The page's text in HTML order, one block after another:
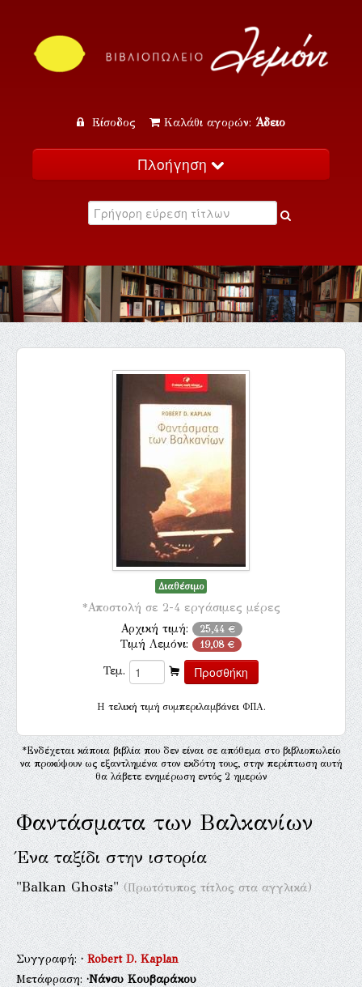
Είσοδος Καλάθι αγορών: Άδειο
Πλοήγηση
Κατάλογος
Εκδηλώσεις
Επικοινωνία
Διαθέσιμο
*Αποστολή σε 2-4 εργάσιμες μέρες
Αρχική τιμή: 25,44 €
Τιμή Λεμόνι: 19,08 €
Τεμ.
H τελική τιμή συμπεριλαμβάνει ΦΠΑ.
*Ενδέχεται κάποια βιβλία που δεν είναι σε απόθεμα στο βιβλιοπωλείο
να προκύψουν ως εξαντλημένα στον εκδότη τους, στην περίπτωση αυτή
θα λάβετε ενημέρωση εντός 2 ημερών
Φαντάσματα των Βαλκανίων
Ένα ταξίδι στην ιστορία
"Balkan Ghosts"(Πρωτότυπος τίτλος στα αγγλικά)
Συγγραφή:·Robert D. Kaplan
Μετάφραση:·Νάνσυ Κουβαράκου